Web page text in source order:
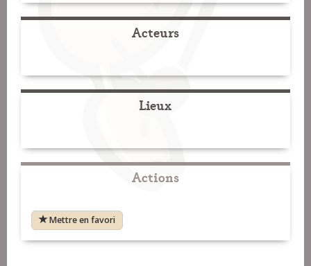
Acteurs
Lieux
Actions
Mettre en favori